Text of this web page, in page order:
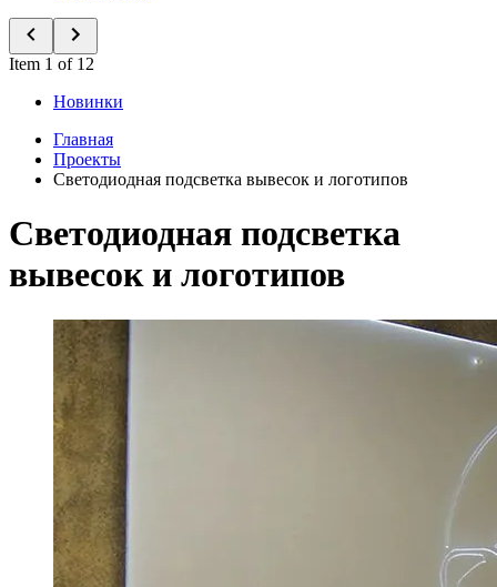
Item 1 of 12
Новинки
Главная
Проекты
Светодиодная подсветка вывесок и логотипов
Светодиодная подсветка
вывесок и логотипов